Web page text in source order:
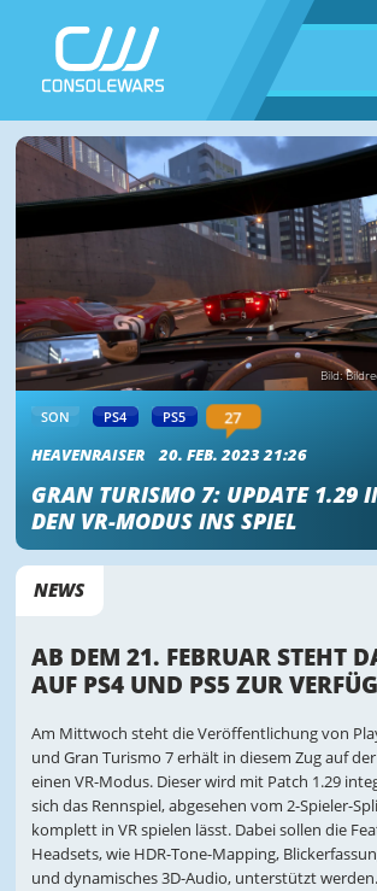
Bild:
SON PS4 PS5 27
HEAVENRAISER 20. FEB. 2023 21:26
GRAN TURISMO 7: UPDATE 1.29
DEN VR-MODUS INS SPIEL
NEWS
AB DEM 21. FEBRUAR STEHT
AUF PS4 UND PS5 ZUR
Am Mittwoch steht die Veröffentlichung von
und Gran Turismo 7 erhält in diesem Zug auf
einen VR-Modus. Dieser wird mit Patch 1.29
sich das Rennspiel, abgesehen vom 2-Spieler-
komplett in VR spielen lässt. Dabei sollen die
Headsets, wie HDR-Tone-Mapping,
und dynamisches 3D-Audio, unterstützt werden.